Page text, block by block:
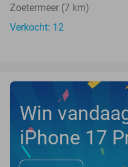
Zoetermeer (7 km)
Verkocht: 12
Win
iPhone 17